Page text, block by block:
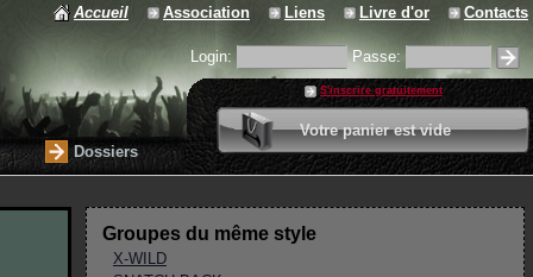
Accueil Association Liens Livre d'or Contacts
Login: Passe:
S'inscrire gratuitement
Votre panier est vide
0 article
Valider votre panier
Dossiers
Groupes du même style
X-WILD